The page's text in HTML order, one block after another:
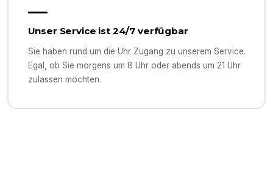
Unser Service ist 24/7 verfügbar
Sie haben rund um die Uhr Zugang zu unserem Service.
Egal, ob Sie morgens um 8 Uhr oder abends um 21 Uhr
zulassen möchten.